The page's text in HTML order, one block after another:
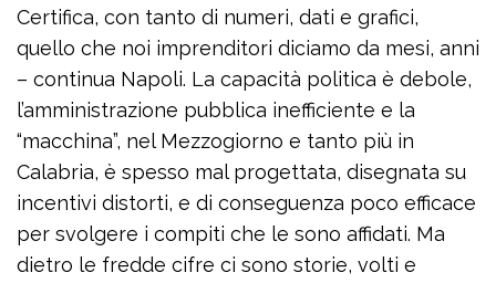
Certifica, con tanto di numeri, dati e grafici,
quello che noi imprenditori diciamo da mesi, anni
– continua Napoli. La capacità politica è debole,
l’amministrazione pubblica inefficiente e la
“macchina”, nel Mezzogiorno e tanto più in
Calabria, è spesso mal progettata, disegnata su
incentivi distorti, e di conseguenza poco efficace
per svolgere i compiti che le sono affidati. Ma
dietro le fredde cifre ci sono storie, volti e